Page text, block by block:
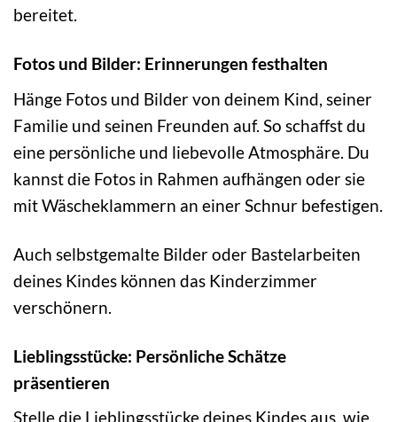
bereitet.
Fotos und Bilder: Erinnerungen festhalten
Hänge Fotos und Bilder von deinem Kind, seiner
Familie und seinen Freunden auf. So schaffst du
eine persönliche und liebevolle Atmosphäre. Du
kannst die Fotos in Rahmen aufhängen oder sie
mit Wäscheklammern an einer Schnur befestigen.
Auch selbstgemalte Bilder oder Bastelarbeiten
deines Kindes können das Kinderzimmer
verschönern.
Lieblingsstücke: Persönliche Schätze
präsentieren
Stelle die Lieblingsstücke deines Kindes aus, wie